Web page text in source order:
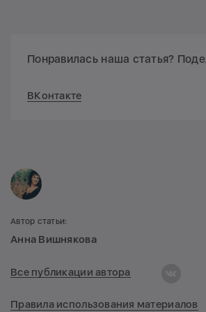
Понравилась наша статья?
ВКонтакте
Автор статьи:
Анна Вишнякова
Все публикации автора
Правила использования материалов